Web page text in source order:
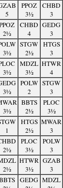
5
PPOZ
3½
CHBD
3
2½
CHBD
4
GEDG
3
3½
STGW
2½
HTGS
3
3½
MDZL
3½
HTWR
4
3½
POLW
2
STGW
3
3½
BBTS
2½
PLOC
3½
1
HTGS
2½
MWAR
3
2½
PLOC
3½
POLW
3
2½
HTWR
3½
GZAB
3
GEDG MDZL